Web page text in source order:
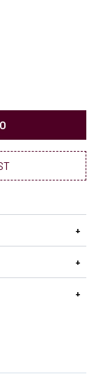
+
+
+